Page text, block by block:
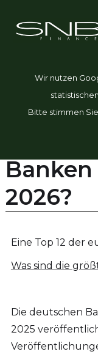
Wir nutzen
Bitte stimmen
Was
2026?
Eine Top 12 der
Was sind die
Die deutschen
2025